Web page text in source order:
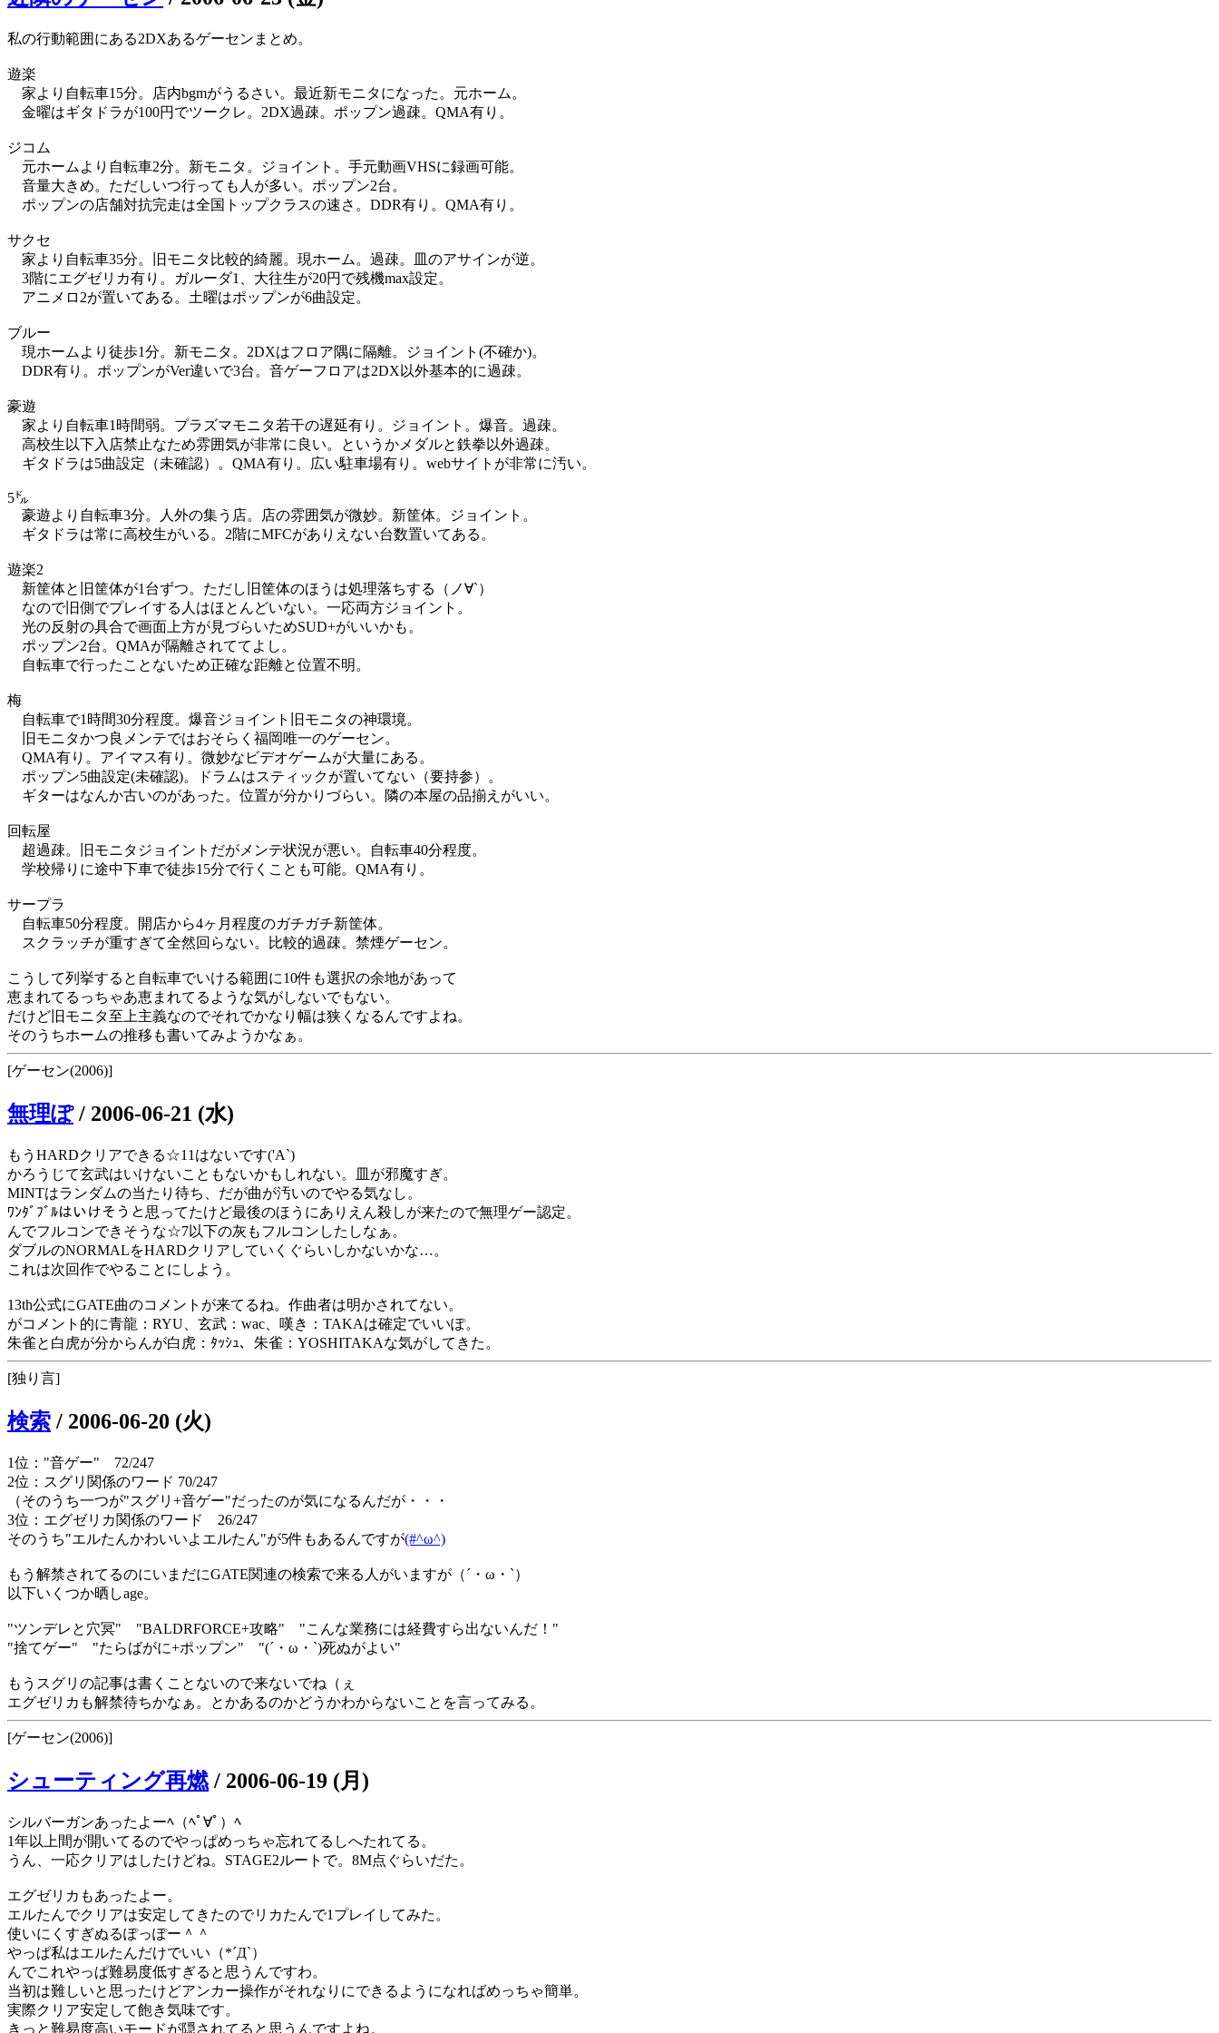
私の行動範囲にある2DXあるゲーセンまとめ。
遊楽
家より自転車15分。店内bgmがうるさい。最近新モニタになった。元ホーム。
金曜はギタドラが100円でツークレ。2DX過疎。ポップン過疎。QMA有り。
ジコム
元ホームより自転車2分。新モニタ。ジョイント。手元動画VHSに録画可能。
音量大きめ。ただしいつ行っても人が多い。ポップン2台。
ポップンの店舗対抗完走は全国トップクラスの速さ。DDR有り。QMA有り。
サクセ
家より自転車35分。旧モニタ比較的綺麗。現ホーム。過疎。皿のアサインが逆。
3階にエグゼリカ有り。ガルーダ1、大往生が20円で残機max設定。
アニメロ2が置いてある。土曜はポップンが6曲設定。
ブルー
現ホームより徒歩1分。新モニタ。2DXはフロア隅に隔離。ジョイント(不確か)。
DDR有り。ポップンがVer違いで3台。音ゲーフロアは2DX以外基本的に過疎。
豪遊
家より自転車1時間弱。プラズマモニタ若干の遅延有り。ジョイント。爆音。過疎。
高校生以下入店禁止なため雰囲気が非常に良い。というかメダルと鉄拳以外過疎。
ギタドラは5曲設定（未確認）。QMA有り。広い駐車場有り。webサイトが非常に汚い。
5㌦
豪遊より自転車3分。人外の集う店。店の雰囲気が微妙。新筐体。ジョイント。
ギタドラは常に高校生がいる。2階にMFCがありえない台数置いてある。
遊楽2
新筐体と旧筐体が1台ずつ。ただし旧筐体のほうは処理落ちする（ノ∀`）
なので旧側でプレイする人はほとんどいない。一応両方ジョイント。
光の反射の具合で画面上方が見づらいためSUD+がいいかも。
ポップン2台。QMAが隔離されててよし。
自転車で行ったことないため正確な距離と位置不明。
梅
自転車で1時間30分程度。爆音ジョイント旧モニタの神環境。
旧モニタかつ良メンテではおそらく福岡唯一のゲーセン。
QMA有り。アイマス有り。微妙なビデオゲームが大量にある。
ポップン5曲設定(未確認)。ドラムはスティックが置いてない（要持参）。
ギターはなんか古いのがあった。位置が分かりづらい。隣の本屋の品揃えがいい。
回転屋
超過疎。旧モニタジョイントだがメンテ状況が悪い。自転車40分程度。
学校帰りに途中下車で徒歩15分で行くことも可能。QMA有り。
サープラ
自転車50分程度。開店から4ヶ月程度のガチガチ新筐体。
スクラッチが重すぎて全然回らない。比較的過疎。禁煙ゲーセン。
こうして列挙すると自転車でいける範囲に10件も選択の余地があって
恵まれてるっちゃあ恵まれてるような気がしないでもない。
だけど旧モニタ至上主義なのでそれでかなり幅は狭くなるんですよね。
そのうちホームの推移も書いてみようかなぁ。
[ゲーセン(2006)]
無理ぽ/ 2006-06-21 (水)
もうHARDクリアできる☆11はないです('A`)
かろうじて玄武はいけないこともないかもしれない。皿が邪魔すぎ。
MINTはランダムの当たり待ち、だが曲が汚いのでやる気なし。
ﾜﾝﾀﾞﾌﾞﾙはいけそうと思ってたけど最後のほうにありえん殺しが来たので無理ゲー認定。
んでフルコンできそうな☆7以下の灰もフルコンしたしなぁ。
ダブルのNORMALをHARDクリアしていくぐらいしかないかな…。
これは次回作でやることにしよう。
13th公式にGATE曲のコメントが来てるね。作曲者は明かされてない。
がコメント的に青龍：RYU、玄武：wac、嘆き：TAKAは確定でいいぽ。
朱雀と白虎が分からんが白虎：ﾀｯｼｭ、朱雀：YOSHITAKAな気がしてきた。
[独り言]
検索 / 2006-06-20 (火)
1位："音ゲー" 72/247
2位：スグリ関係のワード 70/247
（そのうち一つが"スグリ+音ゲー"だったのが気になるんだが・・・
3位：エグゼリカ関係のワード 26/247
そのうち"エルたんかわいいよエルたん"が5件もあるんですが(#^ω^)
もう解禁されてるのにいまだにGATE関連の検索で来る人がいますが（´・ω・`）
以下いくつか晒しage。
"ツンデレと穴冥" "BALDRFORCE+攻略" "こんな業務には経費すら出ないんだ！"
"捨てゲー" "たらばがに+ポップン" "(´・ω・`)死ぬがよい"
もうスグリの記事は書くことないので来ないでね（ぇ
エグゼリカも解禁待ちかなぁ。とかあるのかどうかわからないことを言ってみる。
[ゲーセン(2006)]
シューティング再燃/ 2006-06-19 (月)
シルバーガンあったよーﾍ（ﾍﾟ∀ﾟ）ﾍ
1年以上間が開いてるのでやっぱめっちゃ忘れてるしへたれてる。
うん、一応クリアはしたけどね。STAGE2ルートで。8M点ぐらいだた。
エグゼリカもあったよー。
エルたんでクリアは安定してきたのでリカたんで1プレイしてみた。
使いにくすぎぬるぽっぽー＾＾
やっぱ私はエルたんだけでいい（*´Д`）
んでこれやっぱ難易度低すぎると思うんですわ。
当初は難しいと思ったけどアンカー操作がそれなりにできるようになればめっちゃ簡単。
実際クリア安定して飽き気味です。
きっと難易度高いモードが隠されてると思うんですよね。